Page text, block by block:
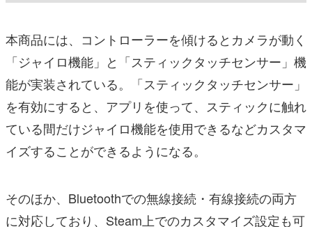
本商品には、コントローラーを傾けるとカメラが動く
「ジャイロ機能」と「スティックタッチセンサー」機
能が実装されている。「スティックタッチセンサー」
を有効にすると、アプリを使って、スティックに触れ
ている間だけジャイロ機能を使用できるなどカスタマ
イズすることができるようになる。
そのほか、Bluetoothでの無線接続・有線接続の両方
に対応しており、Steam上でのカスタマイズ設定も可